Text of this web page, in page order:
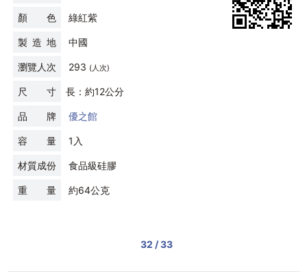
顏 色 綠紅紫
製 造 地 中國
瀏覽人次 293 (人次)
尺 寸 長：約12公分
品 牌 優之館
容 量 1入
材質成份 食品級硅膠
重 量 約64公克
32 / 33